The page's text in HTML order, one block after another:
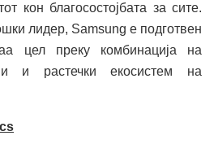
кон благосостојбата за сите.
лидер, Samsung е подготвен
цел преку комбинација на
и растечки екосистем на